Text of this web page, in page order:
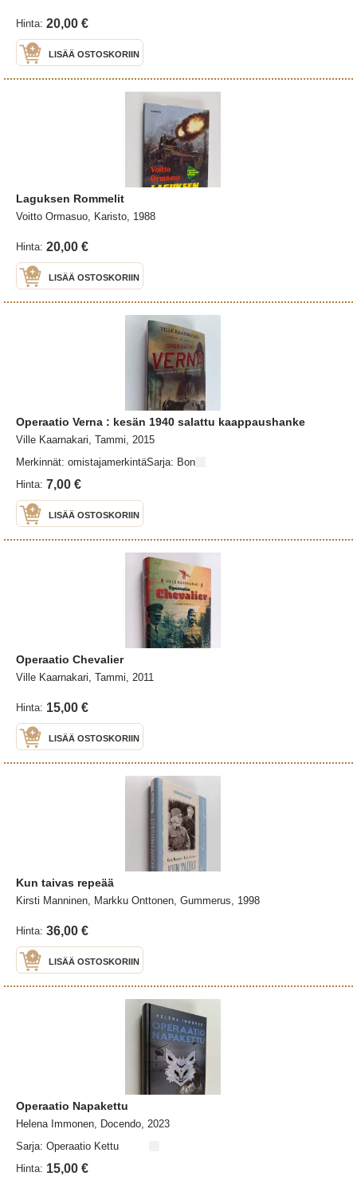
Hinta: 20,00 €
LISÄÄ OSTOSKORIIN
Laguksen Rommelit
Voitto Ormasuo, Karisto, 1988
Hinta: 20,00 €
LISÄÄ OSTOSKORIIN
Operaatio Verna : kesän 1940 salattu kaappaushanke
Ville Kaarnakari, Tammi, 2015
Merkinnät: omistajamerkintäSarja: Bon
Hinta: 7,00 €
LISÄÄ OSTOSKORIIN
Operaatio Chevalier
Ville Kaarnakari, Tammi, 2011
Hinta: 15,00 €
LISÄÄ OSTOSKORIIN
Kun taivas repeää
Kirsti Manninen, Markku Onttonen, Gummerus, 1998
Hinta: 36,00 €
LISÄÄ OSTOSKORIIN
Operaatio Napakettu
Helena Immonen, Docendo, 2023
Sarja: Operaatio Kettu
Hinta: 15,00 €